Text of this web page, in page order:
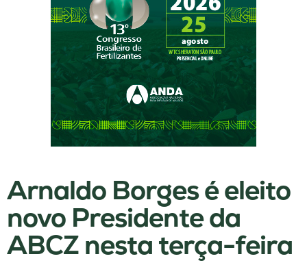
Arnaldo Borges é eleito
novo Presidente da
ABCZ nesta terça-feira